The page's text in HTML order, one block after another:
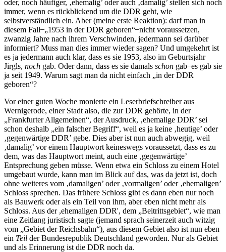
oder, noch häufiger, ‚ehemalig’ oder auch ‚damalig’ stellen sich noch
immer, wenn es rückblickend um die DDR geht, wie
selbstverständlich ein. Aber (meine erste Reaktion): darf man in
diesem Fall ̶ „1953 in der DDR geboren“ ̶ nicht voraussetzen,
zwanzig Jahre nach ihrem Verschwinden, jedermann sei darüber
informiert? Muss man dies immer wieder sagen? Und umgekehrt ist
es ja jedermann auch klar, dass es sie 1953, also im Geburtsjahr
Jirgls, noch gab. Oder dann, dass es sie damals schon gab ̶ es gab sie
ja seit 1949. Warum sagt man da nicht einfach „in der DDR
geboren“?
Vor einer guten Woche monierte ein Leserbriefschreiber aus
Wernigerode, einer Stadt also, die zur DDR gehörte, in der
„Frankfurter Allgemeinen“, der Ausdruck, ‚ehemalige DDR’ sei
schon deshalb „ein falscher Begriff“, weil es ja keine ‚heutige’ oder
‚gegenwärtige DDR’ gebe. Dies aber ist nun auch abwegig, weil
‚damalig’ vor einem Hauptwort keineswegs voraussetzt, dass es zu
dem, was das Hauptwort meint, auch eine ‚gegenwärtige’
Entsprechung geben müsse. Wenn etwa ein Schloss zu einem Hotel
umgebaut wurde, kann man im Blick auf das, was da jetzt ist, doch
ohne weiteres vom ‚damaligen’ oder ‚vormaligen’ oder ‚ehemaligen’
Schloss sprechen. Das frühere Schloss gibt es dann eben nur noch
als Bauwerk oder als ein Teil von ihm, aber eben nicht mehr als
Schloss. Aus der ,ehemaligen DDR', dem „Beitrittsgebiet“, wie man
eine Zeitlang juristisch sagte (jemand sprach seinerzeit auch witzig
vom „Gebiet der Reichsbahn“), aus diesem Gebiet also ist nun eben
ein Teil der Bundesrepublik Deutschland geworden. Nur als Gebiet
und als Erinnerung ist die DDR noch da.